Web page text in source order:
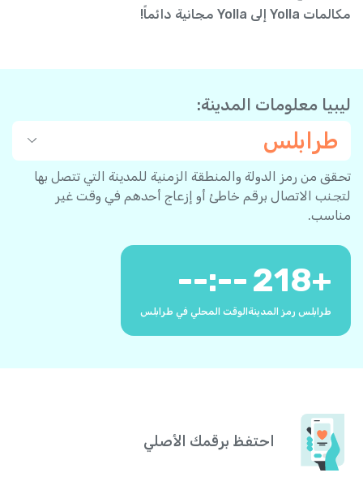
مكالمات Yolla إلى Yolla مجانية دائماً!
ليبيا معلومات المدينة:
طرابلس
تحقق من رمز الدولة والمنطقة الزمنية للمدينة التي تتصل بها
لتجنب الاتصال برقم خاطئ أو إزعاج أحدهم في وقت غير
مناسب.
+
218
طرابلس رمز المدينة
--:--
الوقت المحلي في طرابلس
احتفظ برقمك الأصلي